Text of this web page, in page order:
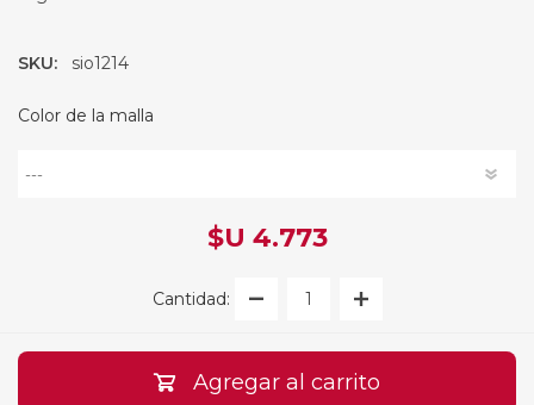
SKU: sio1214
Color de la malla
$U 4.773
Cantidad:
Agregar al carrito